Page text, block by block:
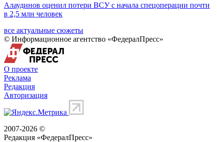
Алаудинов оценил потери ВСУ с начала спецоперации почти
в 2,5 млн человек
все актуальные сюжеты
© Информационное агентство «ФедералПресс»
О проекте
Реклама
Редакция
Авторизация
2007-2026 ©
Редакция «ФедералПресс»